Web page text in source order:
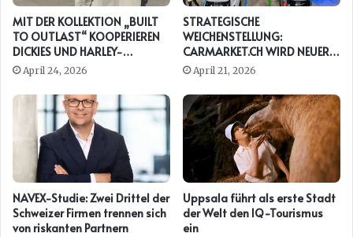
MIT DER KOLLEKTION „BUILT
TO OUTLAST“ KOOPERIEREN
DICKIES UND HARLEY-
DAVIDSON ERNEUT
April 24, 2026
STRATEGISCHE
WEICHENSTELLUNG:
CARMARKET.CH WIRD NEUER
PRESENTING PARTNER DER
AUTO ZÜRICH
April 21, 2026
NAVEX-Studie: Zwei Drittel der
Schweizer Firmen trennen sich
von riskanten Partnern
Uppsala führt als erste Stadt
der Welt den IQ-Tourismus
ein